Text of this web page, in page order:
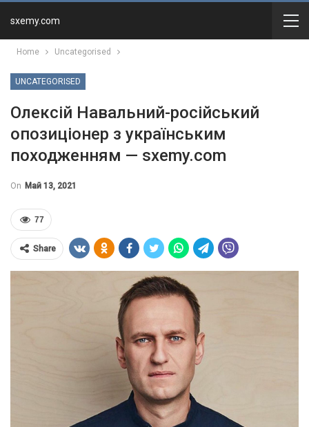
sxemy.com
Home Uncategorised
UNCATEGORISED
Олексій Навальний-російський
опозиціонер з українським
походженням — sxemy.com
On Май 13, 2021
77
Share